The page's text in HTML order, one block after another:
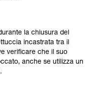
la chiusura del
incastrata tra il
verificare che il suo
anche se utilizza un